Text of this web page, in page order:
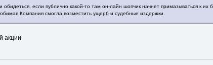
если публично какой-то там он-лайн шопчик начнет примазываться к
Компания смогла возместить ущерб и судебные издержки.
акции